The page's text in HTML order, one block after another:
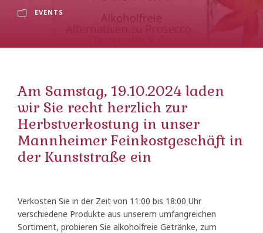
EVENTS
Am Samstag, 19.10.2024 laden
wir Sie recht herzlich zur
Herbstverkostung in unser
Mannheimer Feinkostgeschäft in
der Kunststraße ein
Verkosten Sie in der Zeit von 11:00 bis 18:00 Uhr
verschiedene Produkte aus unserem umfangreichen
Sortiment, probieren Sie alkoholfreie Getränke, zum